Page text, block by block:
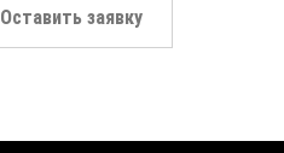
Оставить заявку